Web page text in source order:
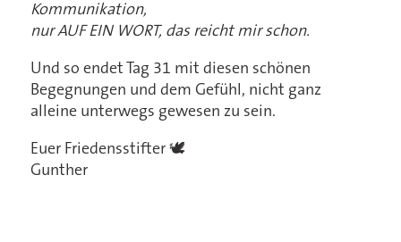
Kommunikation,
nur AUF EIN WORT, das reicht mir schon.
Und so endet Tag 31 mit diesen schönen
Begegnungen und dem Gefühl, nicht ganz
alleine unterwegs gewesen zu sein.
Euer Friedensstifter 🕊️
Gunther